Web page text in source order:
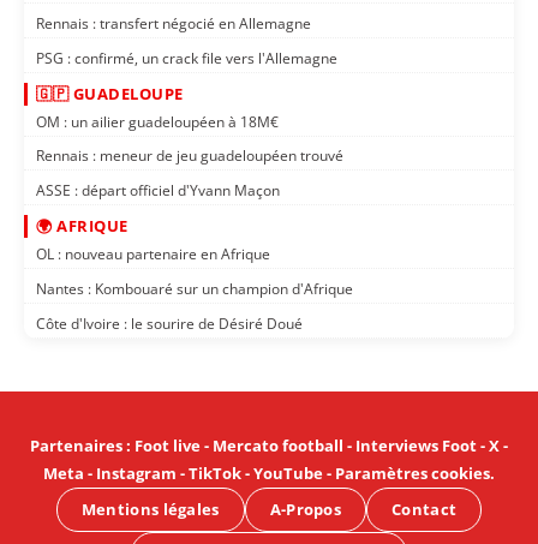
Rennais : transfert négocié en Allemagne
PSG : confirmé, un crack file vers l'Allemagne
🇬🇵 GUADELOUPE
OM : un ailier guadeloupéen à 18M€
Rennais : meneur de jeu guadeloupéen trouvé
ASSE : départ officiel d'Yvann Maçon
🌍 AFRIQUE
OL : nouveau partenaire en Afrique
Nantes : Kombouaré sur un champion d'Afrique
Côte d'Ivoire : le sourire de Désiré Doué
Partenaires: Foot live- Mercato football - Interviews Foot-X-
Meta - Instagram -TikTok-YouTube- Paramètres cookies.
Mentions légales
A-Propos Contact